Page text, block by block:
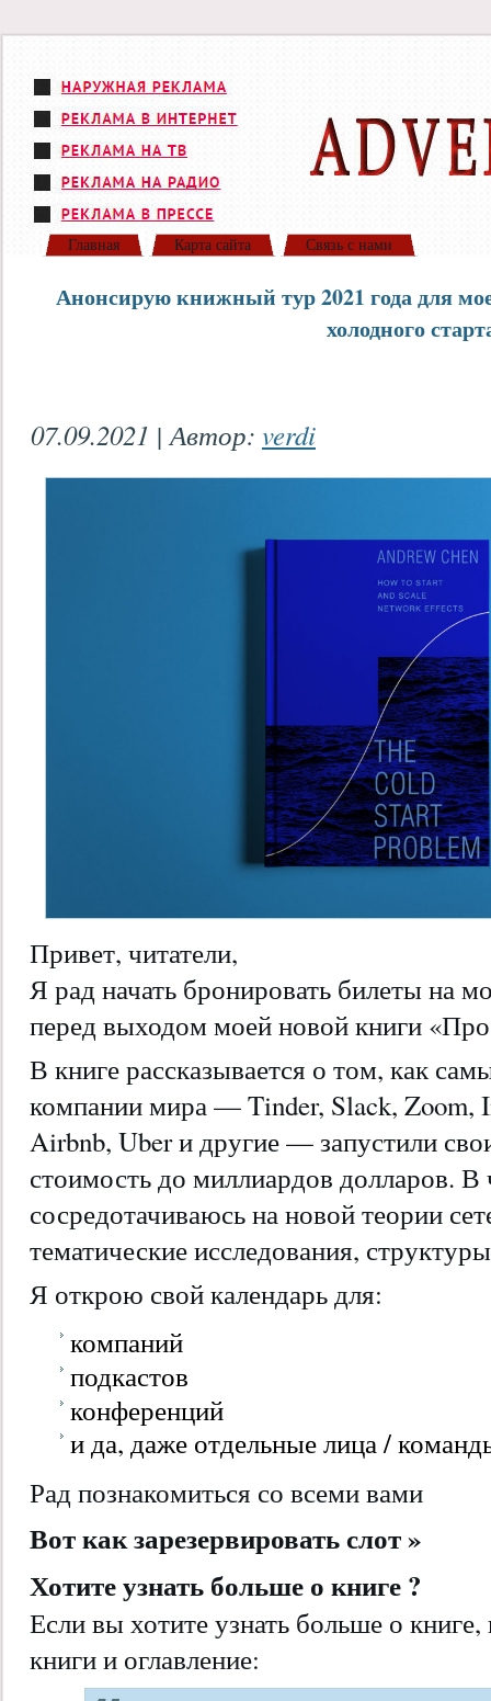
Главная Карта сайта Связь с нами
Анонсирую книжный тур 2021 года для
холодного
07.09.2021 | Автор: verdi
Привет, читатели,
Я рад начать бронировать билеты на
перед выходом моей новой книги
В книге рассказывается о том, как
компании мира — Tinder, Slack, Zoom,
Airbnb, Uber и другие — запустили
стоимость до миллиардов долларов. В
сосредотачиваюсь на новой теории
тематические исследования,
Я открою свой календарь для:
компаний
подкастов
конференций
и да, даже отдельные лица /
Рад познакомиться со всеми вами
Вот как зарезервировать слот »
Хотите узнать больше о книге ?
Если вы хотите узнать больше о
книги и оглавление: